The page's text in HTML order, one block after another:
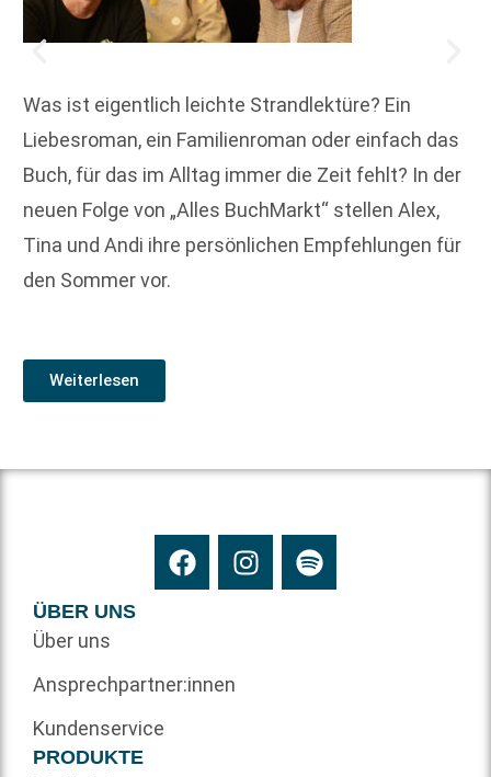
Was ist eigentlich leichte Strandlektüre? Ein
Liebesroman, ein Familienroman oder einfach das
Buch, für das im Alltag immer die Zeit fehlt? In der
neuen Folge von „Alles BuchMarkt“ stellen Alex,
Tina und Andi ihre persönlichen Empfehlungen für
den Sommer vor.
Weiterlesen
ÜBER UNS
Über uns
Ansprechpartner:innen
Kundenservice
PRODUKTE